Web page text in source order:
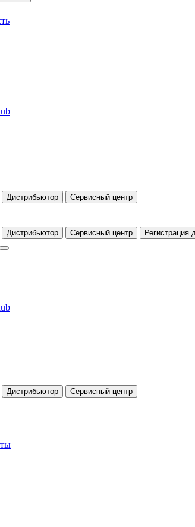
Дистрибьютор Сервисный центр
Дистрибьютор Сервисный центр
Дистрибьютор Сервисный центр